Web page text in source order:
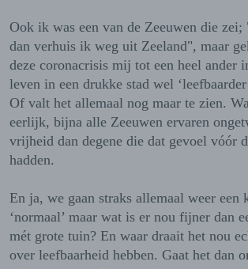
Ook ik was een van de Zeeuwen die
dan verhuis ik weg uit Zeeland", maar
deze coronacrisis mij tot een heel ander
leven in een drukke stad wel
Of valt het allemaal nog maar te zien.
eerlijk, bijna alle Zeeuwen ervaren
vrijheid dan degene die dat gevoel vóór
hadden.
En ja, we gaan straks allemaal weer een
‘normaal’ maar wat is er nou fijner dan
mét grote tuin? En waar draait het nou
over leefbaarheid hebben. Gaat het dan